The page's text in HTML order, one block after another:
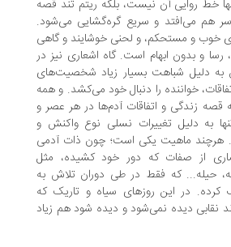
آن نیست، بلکه ریتم تند قصه
و سریع گره‌گشایی می‌شود.
مستحکم، و لحنی خوشایند و گاهی
بدون ابهام است. گاه اشعاری نیز در
شباهت بسیار زیاد شخصیت‌های
خواننده‌ را دنبال خود می‌کشد. و همه‌
و اتفاقات آدم‌ها در هر عصر و
تغییرات نسلی نوع واکنش و
ماهیت یکی است؛ چون ذات آدمی
صفات که دور خود کشیده، مثل
که فقط در طی دوران تلاش به
این روزهای سیاه‌ و تاریک که
نمی‌شود و دیده شود هم زیاد